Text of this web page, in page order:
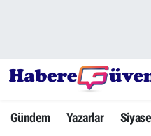
Gündem Yazarlar
Yazarlar
Dünya
Hava Durumu
Trafik Durumu